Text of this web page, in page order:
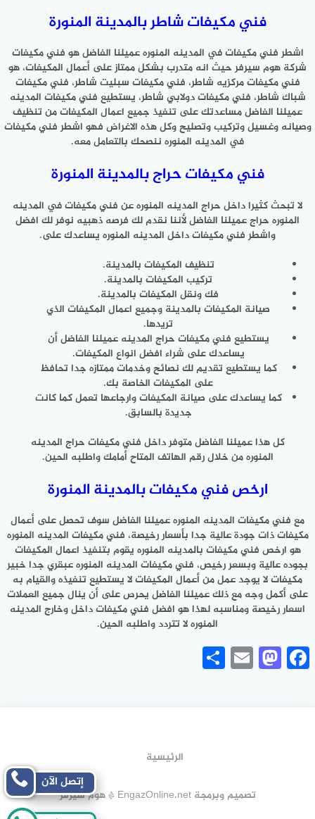
فني مكيفات شاطر بالمدينة المنورة
اشطر فني مكيفات في المدينه المنوره عميلنا الفاضل هو فني مكيفات
شركة هوم سيرفر حيث انه متدرب بشكل ممتاز على أعمال المكيفات، هو
فني مكيفات مركزيه شاطر، فني مكيفات سبليت شاطر، فني مكيفات
شباك شاطر، فني مكيفات دولابي شاطر، يستطيع فني مكيفات المدينه
عميلنا الفاضل مساعدتك على تنفيذ جميع اعمال المكيفات من تنظيف
وصيانه وغسيل وتركيب وتصليح وكل هذه الاغراض فهو اشطر فني مكيفات
في المدينه المنوره ننصحك بالتعامل معه.
فني مكيفات حراج بالمدينة المنورة
لا تبحث كثيرا داخل حراج المدينه المنوره عن فني مكيفات في المدينه
المنوره حراج عميلنا الفاضل لأننا نقدم لك فرصه ذهبيه نوفر لك افضل
واشطر فني مكيفات داخل المدينه المنوره يساعدك على.
تنظيف المكيفات بالمدينة.
تركيب المكيفات بالمدينة.
فك ونقل المكيفات بالمدينة.
صيانة المكيفات بالمدينة وجميع اعمال المكيفات الذي
تريدها.
يستطيع فني مكيفات حراج المدينه عميلنا الفاضل أن
يساعدك على شراء افضل انواع المكيفات.
كما يستطيع تقديم لك نصائح وخدمات ممتازه جدا تحافظ
على المكيفات الخاصة بك.
كما يساعدك على صيانة المكيفات وارجاعها تعمل كما كانت
جديدة بالسابق.
كل هذا عميلنا الفاضل متوفر داخل فني مكيفات حراج المدينه
المنوره من خلال رقم الهاتف المتاح أمامك واطلبه الحين.
ارخص فني مكيفات بالمدينة المنورة
مع فني مكيفات المدينه المنوره عميلنا الفاضل سوف تحصل على أعمال
مكيفات ذات جودة عالية جدا بأسعار رخيصة، فني مكيفات المدينه المنوره
هو ارخص فني مكيفات بالمدينه المنوره يقوم بتنفيذ اعمال المكيفات
بجوده عالية وبسعر رخيص، فني مكيفات المدينه المنوره عبقري جدا خبير
مكيفات لا يوجد عمل من أعمال المكيفات لا يستطيع تنفيذه والقيام به
على أكمل وجه مع ذلك عميلنا الفاضل يحرص على أن ينال جميع العملات
اسعار رخيصة ومناسبه لهذا هو افضل فني مكيفات داخل وخارج المدينه
المنوره لا تتردد واطلبه الحين.
Facebook
Mastodon
Email
الرئيسية
تصميم وبرمجة EngazOnline.net * هوم سيرفر
إتصل الآن